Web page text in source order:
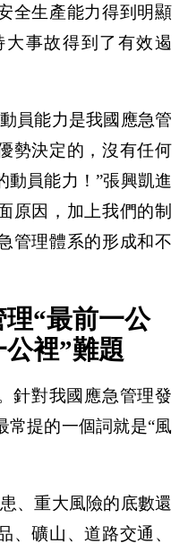
全生產能力得到明顯
事故得到了有效遏
員能力是我國應急管
勢決定的，沒有任何
動員能力！”張興凱進
原因，加上我們的制
管理體系的形成和不
“最前一公
裡”難題
針對我國應急管理發
常提的一個詞就是“風
、重大風險的底數還
、礦山、道路交通、